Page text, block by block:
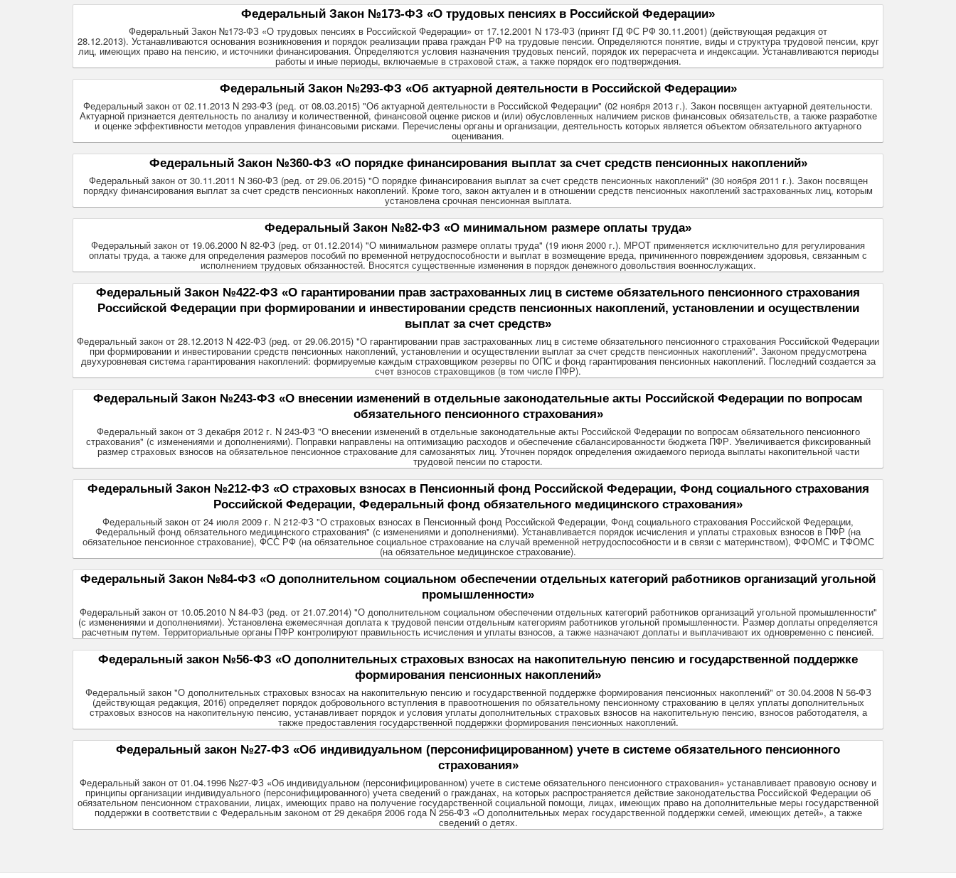
Федеральный Закон №173-ФЗ «О трудовых пенсиях в Российской Федерации»
Федеральный Закон №173-ФЗ «О трудовых пенсиях в Российской Федерации» от 17.12.2001 N 173-ФЗ (принят ГД ФС РФ 30.11.2001) (действующая редакция от
28.12.2013). Устанавливаются основания возникновения и порядок реализации права граждан РФ на трудовые пенсии. Определяются понятие, виды и структура трудовой пенсии, круг
лиц, имеющих право на пенсию, и источники финансирования. Определяются условия назначения трудовых пенсий, порядок их перерасчета и индексации. Устанавливаются периоды
работы и иные периоды, включаемые в страховой стаж, а также порядок его подтверждения.
Федеральный Закон №293-ФЗ «Об актуарной деятельности в Российской Федерации»
Федеральный закон от 02.11.2013 N 293-ФЗ (ред. от 08.03.2015) "Об актуарной деятельности в Российской Федерации" (02 ноября 2013 г.). Закон посвящен актуарной деятельности.
Актуарной признается деятельность по анализу и количественной, финансовой оценке рисков и (или) обусловленных наличием рисков финансовых обязательств, а также разработке
и оценке эффективности методов управления финансовыми рисками. Перечислены органы и организации, деятельность которых является объектом обязательного актуарного
оценивания.
Федеральный Закон №360-ФЗ «О порядке финансирования выплат за счет средств пенсионных накоплений»
Федеральный закон от 30.11.2011 N 360-ФЗ (ред. от 29.06.2015) "О порядке финансирования выплат за счет средств пенсионных накоплений" (30 ноября 2011 г.). Закон посвящен
порядку финансирования выплат за счет средств пенсионных накоплений. Кроме того, закон актуален и в отношении средств пенсионных накоплений застрахованных лиц, которым
установлена срочная пенсионная выплата.
Федеральный Закон №82-ФЗ «О минимальном размере оплаты труда»
Федеральный закон от 19.06.2000 N 82-ФЗ (ред. от 01.12.2014) "О минимальном размере оплаты труда" (19 июня 2000 г.). МРОТ применяется исключительно для регулирования
оплаты труда, а также для определения размеров пособий по временной нетрудоспособности и выплат в возмещение вреда, причиненного повреждением здоровья, связанным с
исполнением трудовых обязанностей. Вносятся существенные изменения в порядок денежного довольствия военнослужащих.
Федеральный Закон №422-ФЗ «О гарантировании прав застрахованных лиц в системе обязательного пенсионного страхования
Российской Федерации при формировании и инвестировании средств пенсионных накоплений, установлении и осуществлении
выплат за счет средств»
Федеральный закон от 28.12.2013 N 422-ФЗ (ред. от 29.06.2015) "О гарантировании прав застрахованных лиц в системе обязательного пенсионного страхования Российской Федерации
при формировании и инвестировании средств пенсионных накоплений, установлении и осуществлении выплат за счет средств пенсионных накоплений". Законом предусмотрена
двухуровневая система гарантирования накоплений: формируемые каждым страховщиком резервы по ОПС и фонд гарантирования пенсионных накоплений. Последний создается за
счет взносов страховщиков (в том числе ПФР).
Федеральный Закон №243-ФЗ «О внесении изменений в отдельные законодательные акты Российской Федерации по вопросам
обязательного пенсионного страхования»
Федеральный закон от 3 декабря 2012 г. N 243-ФЗ "О внесении изменений в отдельные законодательные акты Российской Федерации по вопросам обязательного пенсионного
страхования" (с изменениями и дополнениями). Поправки направлены на оптимизацию расходов и обеспечение сбалансированности бюджета ПФР. Увеличивается фиксированный
размер страховых взносов на обязательное пенсионное страхование для самозанятых лиц. Уточнен порядок определения ожидаемого периода выплаты накопительной части
трудовой пенсии по старости.
Федеральный Закон №212-ФЗ «О страховых взносах в Пенсионный фонд Российской Федерации, Фонд социального страхования
Российской Федерации, Федеральный фонд обязательного медицинского страхования»
Федеральный закон от 24 июля 2009 г. N 212-ФЗ "О страховых взносах в Пенсионный фонд Российской Федерации, Фонд социального страхования Российской Федерации,
Федеральный фонд обязательного медицинского страхования" (с изменениями и дополнениями). Устанавливается порядок исчисления и уплаты страховых взносов в ПФР (на
обязательное пенсионное страхование), ФСС РФ (на обязательное социальное страхование на случай временной нетрудоспособности и в связи с материнством), ФФОМС и ТФОМС
(на обязательное медицинское страхование).
Федеральный Закон №84-ФЗ «О дополнительном социальном обеспечении отдельных категорий работников организаций угольной
промышленности»
Федеральный закон от 10.05.2010 N 84-ФЗ (ред. от 21.07.2014) "О дополнительном социальном обеспечении отдельных категорий работников организаций угольной промышленности"
(с изменениями и дополнениями). Установлена ежемесячная доплата к трудовой пенсии отдельным категориям работников угольной промышленности. Размер доплаты определяется
расчетным путем. Территориальные органы ПФР контролируют правильность исчисления и уплаты взносов, а также назначают доплаты и выплачивают их одновременно с пенсией.
Федеральный закон №56-ФЗ «О дополнительных страховых взносах на накопительную пенсию и государственной поддержке
формирования пенсионных накоплений»
Федеральный закон "О дополнительных страховых взносах на накопительную пенсию и государственной поддержке формирования пенсионных накоплений" от 30.04.2008 N 56-ФЗ
(действующая редакция, 2016) определяет порядок добровольного вступления в правоотношения по обязательному пенсионному страхованию в целях уплаты дополнительных
страховых взносов на накопительную пенсию, устанавливает порядок и условия уплаты дополнительных страховых взносов на накопительную пенсию, взносов работодателя, а
также предоставления государственной поддержки формирования пенсионных накоплений.
Федеральный закон №27-ФЗ «Об индивидуальном (персонифицированном) учете в системе обязательного пенсионного
страхования»
Федеральный закон от 01.04.1996 №27-ФЗ «Об индивидуальном (персонифицированном) учете в системе обязательного пенсионного страхования» устанавливает правовую основу и
принципы организации индивидуального (персонифицированного) учета сведений о гражданах, на которых распространяется действие законодательства Российской Федерации об
обязательном пенсионном страховании, лицах, имеющих право на получение государственной социальной помощи, лицах, имеющих право на дополнительные меры государственной
поддержки в соответствии с Федеральным законом от 29 декабря 2006 года N 256-ФЗ «О дополнительных мерах государственной поддержки семей, имеющих детей», а также
сведений о детях.